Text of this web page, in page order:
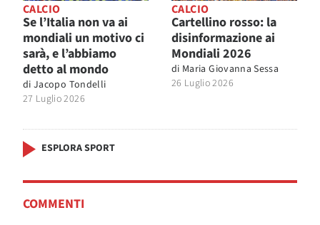
CALCIO
Se l’Italia non va ai
mondiali un motivo ci
sarà, e l’abbiamo
detto al mondo
di Jacopo Tondelli
27 Luglio 2026
CALCIO
Cartellino rosso: la
disinformazione ai
Mondiali 2026
di Maria Giovanna Sessa
26 Luglio 2026
ESPLORA SPORT
COMMENTI